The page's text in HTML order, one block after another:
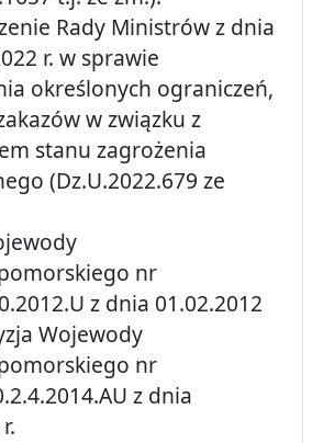
Rady Ministrów z dnia
r. w sprawie
określonych ograniczeń,
w związku z
stanu zagrożenia
(Dz.U.2022.679 ze
nr
z dnia 01.02.2012
Wojewody
nr
z dnia